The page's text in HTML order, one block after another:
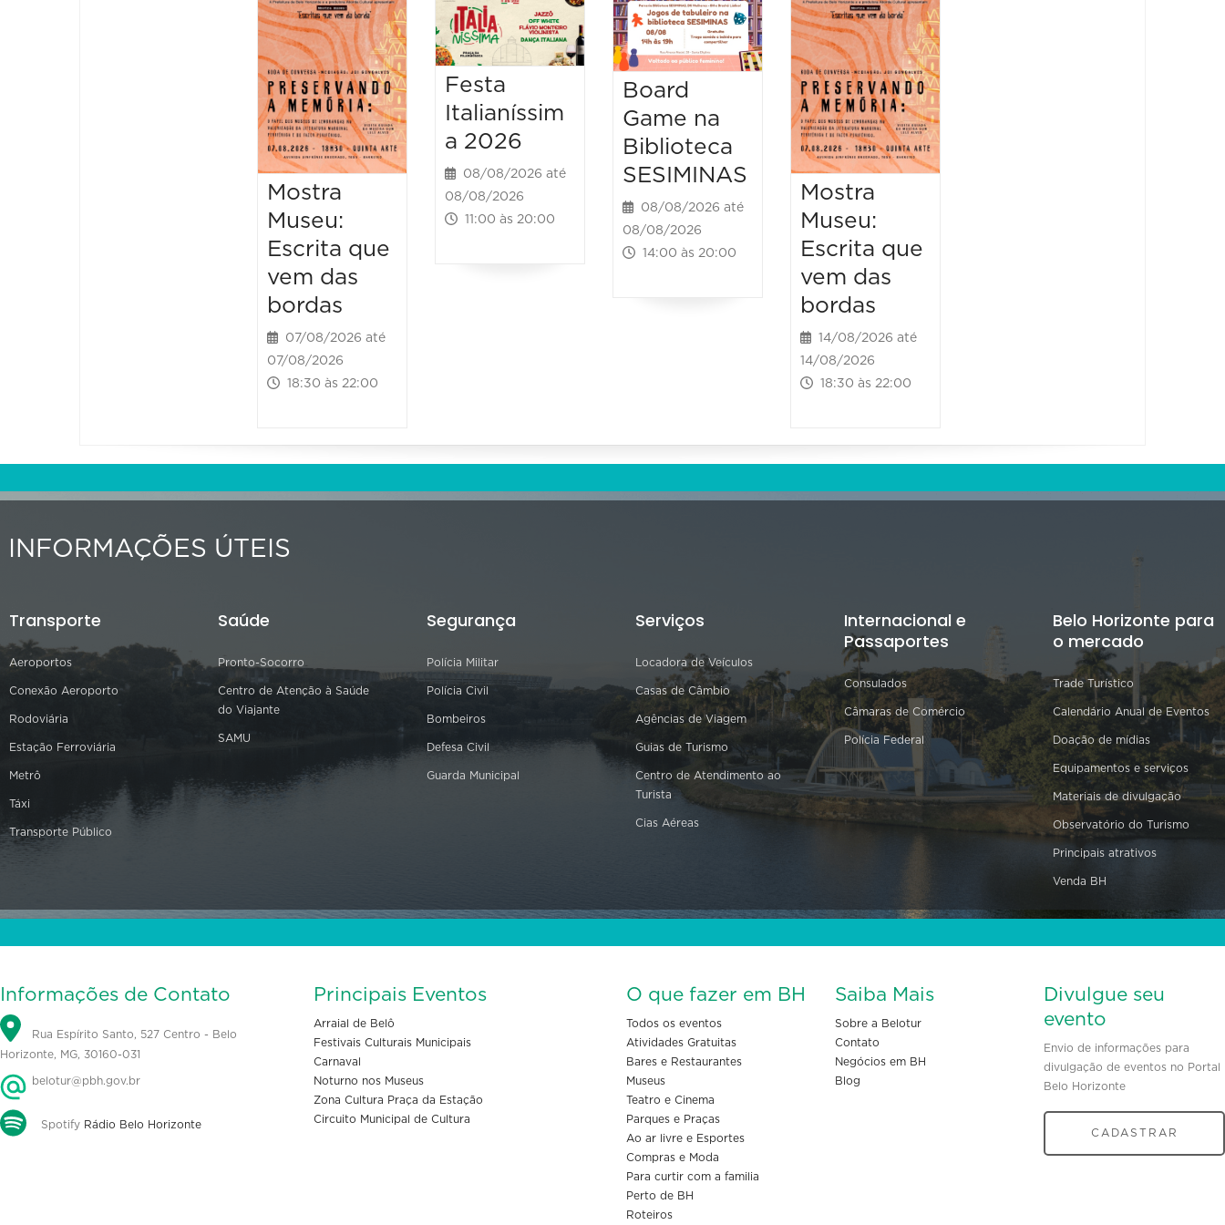
Mostra
Museu:
Escrita que
vem das
bordas
07/08/2026 até
07/08/2026
18:30 às 22:00
Festa
Italianíssim
a 2026
08/08/2026 até
08/08/2026
11:00 às 20:00
Board
Game na
Biblioteca
SESIMINAS
08/08/2026 até
08/08/2026
14:00 às 20:00
Mostra
Museu:
Escrita que
vem das
bordas
14/08/2026 até
14/08/2026
18:30 às 22:00
INFORMAÇÕES ÚTEIS
Transporte
Aeroportos
Conexão Aeroporto
Rodoviária
Estação Ferroviária
Metrô
Táxi
Transporte Público
Saúde
Pronto-Socorro
Centro de Atenção à Saúde
do Viajante
SAMU
Segurança
Polícia Militar
Polícia Civil
Bombeiros
Defesa Civil
Guarda Municipal
Serviços
Locadora de Veículos
Casas de Câmbio
Agências de Viagem
Guias de Turismo
Centro de Atendimento ao
Turista
Cias Aéreas
Internacional e
Passaportes
Consulados
Câmaras de Comércio
Polícia Federal
Belo Horizonte para
o mercado
Trade Turístico
Calendário Anual de Eventos
Doação de mídias
Equipamentos e serviços
Materiais de divulgação
Observatório do Turismo
Principais atrativos
Venda BH
Informações de Contato
Rua Espírito Santo, 527 Centro - Belo
Horizonte, MG, 30160-031
belotur@pbh.gov.br
Spotify Rádio Belo Horizonte
Principais Eventos
Arraial de Belô
Festivais Culturais Municipais
Carnaval
Noturno nos Museus
Zona Cultura Praça da Estação
Circuito Municipal de Cultura
O que fazer em BH
Todos os eventos
Atividades Gratuitas
Bares e Restaurantes
Museus
Teatro e Cinema
Parques e Praças
Ao ar livre e Esportes
Compras e Moda
Para curtir com a familia
Perto de BH
Roteiros
Saiba Mais
Sobre a Belotur
Contato
Negócios em BH
Blog
Divulgue seu
evento
Envio de informações para
divulgação de eventos no Portal
Belo Horizonte
CADASTRAR